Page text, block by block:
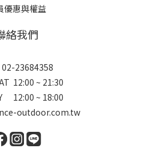
優惠與權益
絡我們
02-23684358
12:00 ~ 21:30
12:00 ~ 18:00
outdoor.com.tw